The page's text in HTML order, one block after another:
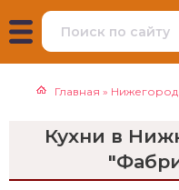
Главная »
Кухни в